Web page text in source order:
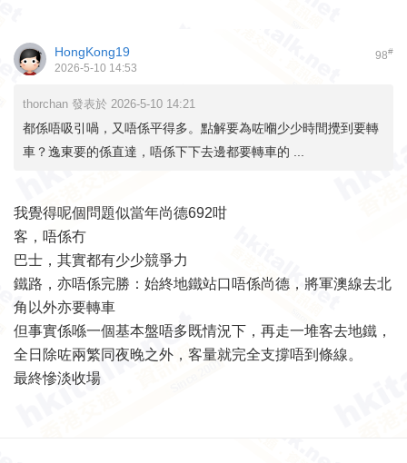
98#
HongKong19
2026-5-10 14:53
thorchan 發表於 2026-5-10 14:21
都係唔吸引喎，又唔係平得多。點解要為咗嗰少少時間攪到要轉
車？逸東要的係直達，唔係下下去邊都要轉車的 ...
我覺得呢個問題似當年尚德692咁
客，唔係冇
巴士，其實都有少少競爭力
鐵路，亦唔係完勝：始終地鐵站口唔係尚德，將軍澳線去北
角以外亦要轉車
但事實係喺一個基本盤唔多既情況下，再走一堆客去地鐵，
全日除咗兩繁同夜晚之外，客量就完全支撐唔到條線。
最終慘淡收場